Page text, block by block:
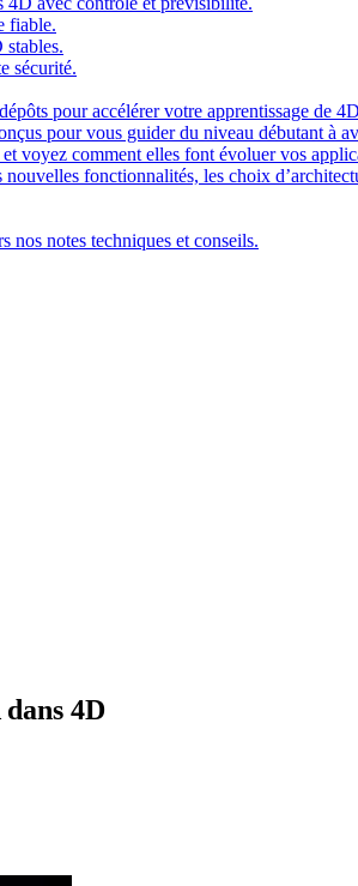
fiable.
stables.
sécurité.
pour accélérer votre apprentissage de
pour vous guider du niveau débutant à
voyez comment elles font évoluer vos
fonctionnalités, les choix
nos notes techniques et conseils.
4D